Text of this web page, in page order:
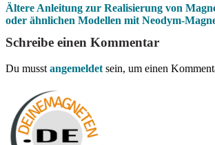
Ältere Anleitung zur Realisierung von
oder ähnlichen Modellen mit Neodym-
Schreibe einen Kommentar
Du musst angemeldet sein, um einen